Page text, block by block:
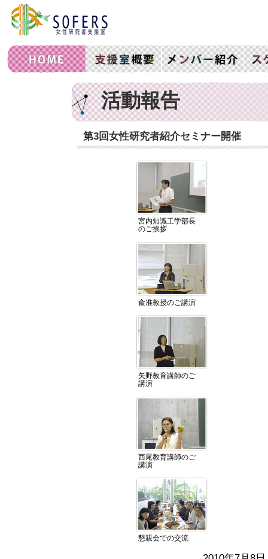
活動報告
第3回女性研究者紹介セミナー開催
宮内知識工学部長
のご挨拶
兪准教授のご講演
矢野教育講師のご
講演
西尾教育講師のご
講演
懇親会での交流